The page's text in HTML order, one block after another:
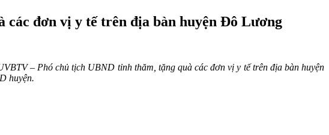
đơn vị y tế trên địa bàn huyện Đô Lương
– Phó chủ tịch UBND tỉnh thăm, tặng quà các đơn vị y tế trên địa bàn huyện
huyện.